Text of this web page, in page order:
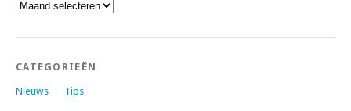
Archieven
CATEGORIEËN
Nieuws Tips